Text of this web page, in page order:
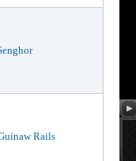
Rails